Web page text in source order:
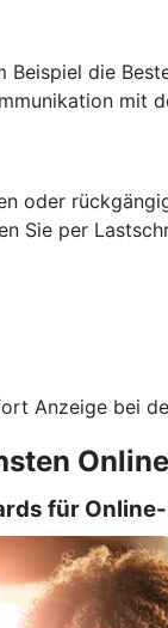
Beispiel die
mit
oder
Sie per
Anzeige bei
für